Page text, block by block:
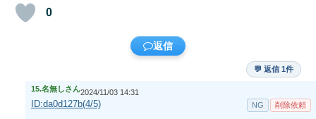
0
返信
💬 返信 1件
15.名無しさん2024/11/03 14:31
ID:da0d127b(4/5) NG 削除依頼